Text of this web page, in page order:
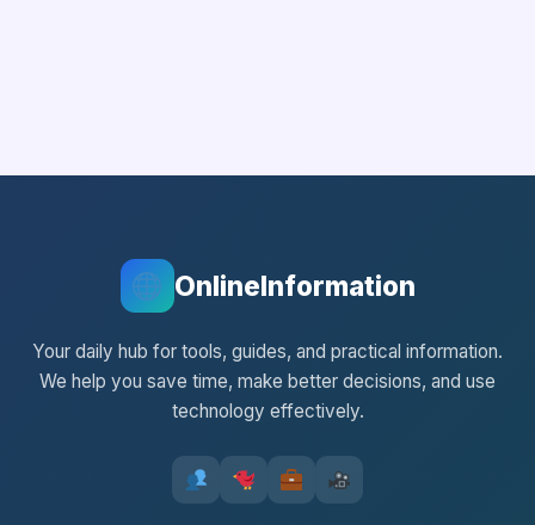
OnlineInformation
Your daily hub for tools, guides, and practical information.
We help you save time, make better decisions, and use
technology effectively.